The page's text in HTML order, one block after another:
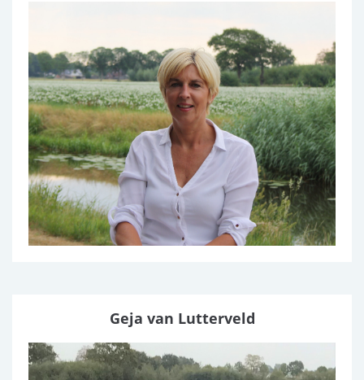
Geja van Lutterveld